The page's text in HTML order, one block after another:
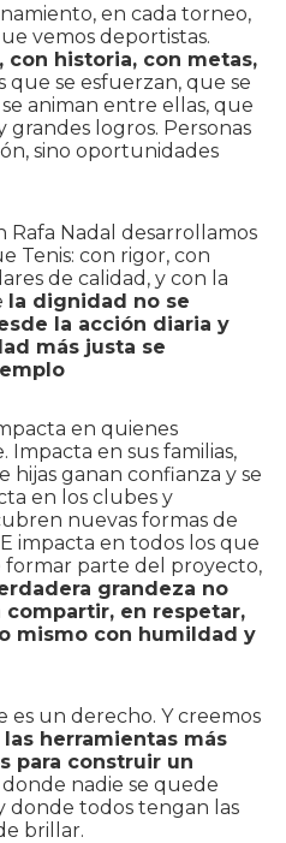
en cada torneo,
vemos deportistas.
con historia, con metas,
que se esfuerzan, que se
animan entre ellas, que
logros. Personas
sino oportunidades
Rafa Nadal desarrollamos
Tenis: con rigor, con
de calidad, y con la
la dignidad no se
la acción diaria y
más justa se
en quienes
en sus familias,
hijas ganan confianza y se
en los clubes y
nuevas formas de
impacta en todos los que
formar parte del proyecto,
grandeza no
compartir, en respetar,
mismo con humildad y
un derecho. Y creemos
las herramientas más
para construir un
donde nadie se quede
donde todos tengan las
brillar.